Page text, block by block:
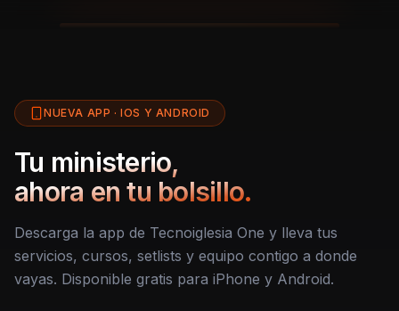
NUEVA APP · IOS Y ANDROID
Tu ministerio,
ahora en tu bolsillo.
Descarga la app de Tecnoiglesia One y lleva tus
servicios, cursos, setlists y equipo contigo a donde
vayas. Disponible gratis para iPhone y Android.